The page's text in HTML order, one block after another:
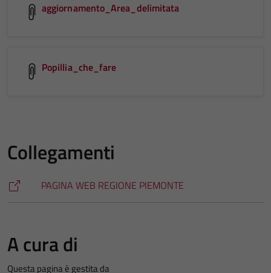
aggiornamento_Area_delimitata
Popillia_che_fare
Collegamenti
PAGINA WEB REGIONE PIEMONTE
A cura di
Questa pagina è gestita da